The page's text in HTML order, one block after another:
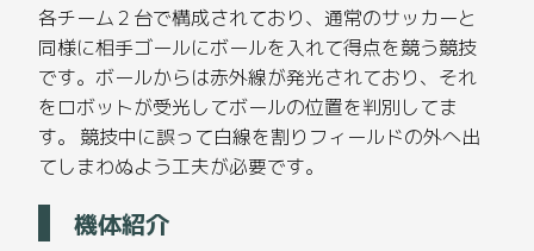
各チーム２台で構成されており、通常のサッカーと
同様に相手ゴールにボールを入れて得点を競う競技
です。ボールからは赤外線が発光されており、それ
をロボットが受光してボールの位置を判別してま
す。 競技中に誤って白線を割りフィールドの外へ出
てしまわぬよう工夫が必要です。
機体紹介